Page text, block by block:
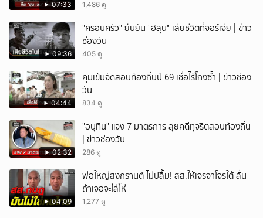
07:33 1,486 ดู
09:36
"ครอบครัว" ยืนยัน "ฮลุน" เสียชีวิตที่จอร์เจีย | ข่าว
ช่องวัน
405 ดู
04:44
คุมเข้มจัดสอบท้องถิ่นปี 69 เชื่อไร้โกงซ้ำ | ข่าวช่อง
วัน
834 ดู
02:32
"อนุทิน" แจง 7 มาตรการ ลุยคดีทุจริตสอบท้องถิ่น
| ข่าวช่องวัน
286 ดู
04:09
พ่อใหญ่สงกรานต์ ไม่ปลื้ม! สส.ให้เจรจาโจรใต้ ลั่น
ถ้าเจอจะไล่โห่
1,277 ดู